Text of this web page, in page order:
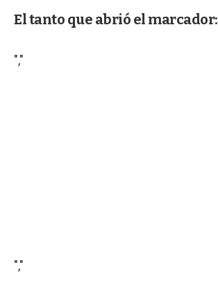
El tanto que abrió el marcador:
","
","